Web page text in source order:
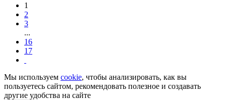
1
2
3
...
16
17
Мы используем cookie, чтобы анализировать, как вы
пользуетесь сайтом, рекомендовать полезное и создавать
другие удобства на сайте